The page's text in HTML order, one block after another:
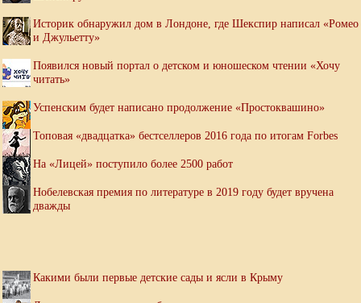
Историк обнаружил дом в Лондоне, где Шекспир написал «Ромео
и Джульетту»
Появился новый портал о детском и юношеском чтении «Хочу
читать»
Успенским будет написано продолжение «Простоквашино»
Топовая «двадцатка» бестселлеров 2016 года по итогам Forbes
На «Лицей» поступило более 2500 работ
Нобелевская премия по литературе в 2019 году будет вручена
дважды
Какими были первые детские сады и ясли в Крыму